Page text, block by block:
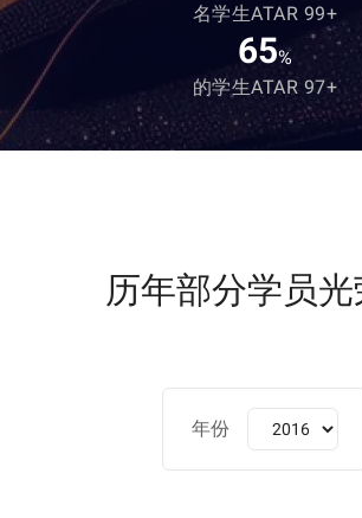
名学生ATAR 99+
65%
的学生ATAR 97+
历年部分学员
年份